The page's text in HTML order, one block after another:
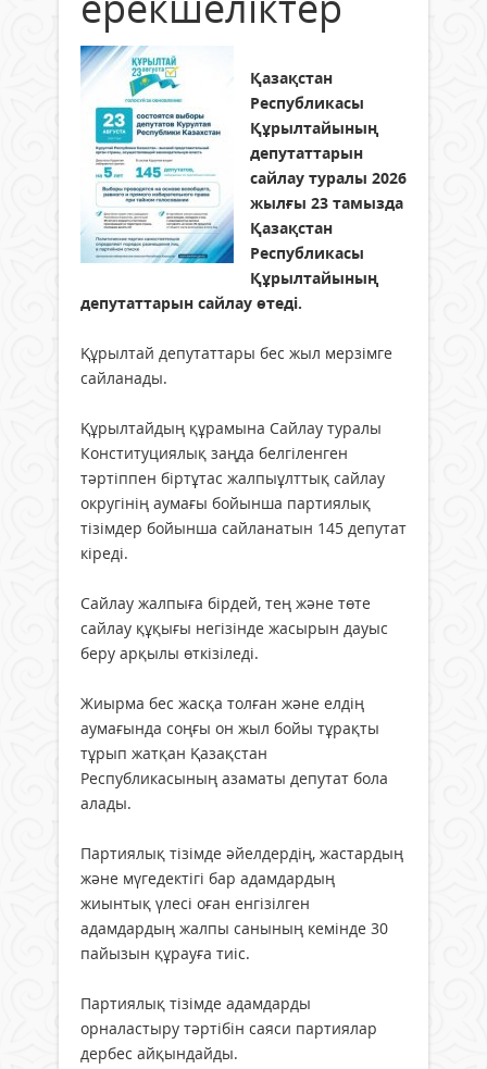
Қазақстан
Республикасы
Құрылтайының
депутаттарын
сайлау туралы 2026
жылғы 23 тамызда
Қазақстан
Республикасы
Құрылтайының
депутаттарын сайлау өтеді.
Құрылтай депутаттары бес жыл мерзімге
сайланады.
Құрылтайдың құрамына Сайлау туралы
Конституциялық заңда белгіленген
тәртіппен біртұтас жалпыұлттық сайлау
округінің аумағы бойынша партиялық
тізімдер бойынша сайланатын 145 депутат
кіреді.
Сайлау жалпыға бірдей, тең және төте
сайлау құқығы негізінде жасырын дауыс
беру арқылы өткізіледі.
Жиырма бес жасқа толған және елдің
аумағында соңғы он жыл бойы тұрақты
тұрып жатқан Қазақстан
Республикасының азаматы депутат бола
алады.
Партиялық тізімде әйелдердің, жастардың
және мүгедектігі бар адамдардың
жиынтық үлесі оған енгізілген
адамдардың жалпы санының кемінде 30
пайызын құрауға тиіс.
Партиялық тізімде адамдарды
орналастыру тәртібін саяси партиялар
дербес айқындайды.